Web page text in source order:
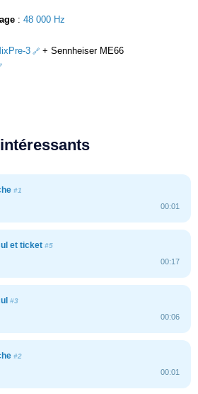
: 48 000 Hz
3
+ Sennheiser ME66
#1
00:01
et ticket #5
00:17
#3
00:06
#2
00:01